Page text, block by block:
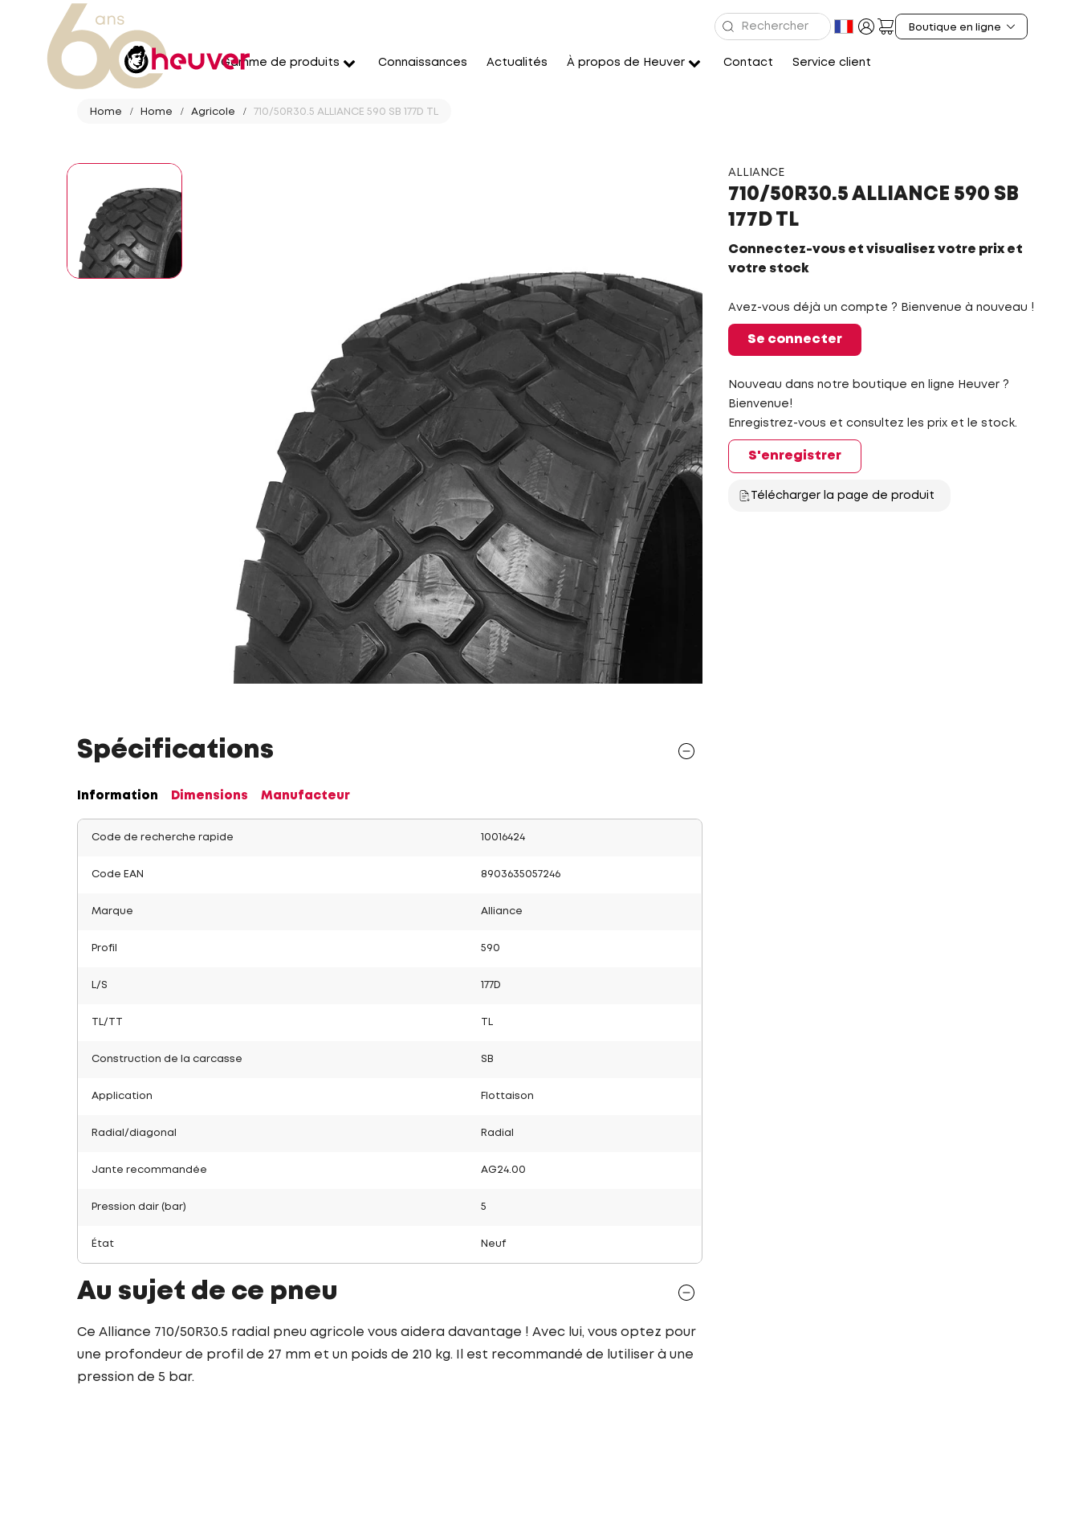
Gamme de produits Connaissances Actualités À propos de Heuver Contact Service client
Home Home Agricole 710/50R30.5 ALLIANCE 590 SB 177D TL
ALLIANCE
710/50R30.5 ALLIANCE 590 SB
177D TL
Connectez-vous et visualisez votre prix et
votre stock
Avez-vous déjà un compte ? Bienvenue à nouveau !
Se connecter
Nouveau dans notre boutique en ligne Heuver ?
Bienvenue!
Enregistrez-vous et consultez les prix et le stock.
S'enregistrer
Télécharger la page de produit
Spécifications
Information Dimensions Manufacteur
Code de recherche rapide 10016424
Code EAN 8903635057246
Marque Alliance
Profil 590
L/S 177D
TL/TT
Construction de la carcasse SB
Application Flottaison
Radial/diagonal Radial
Jante recommandée AG24.00
Pression dair (bar) 5
État Neuf
Au sujet de ce pneu
Ce Alliance 710/50R30.5 radial pneu agricole vous aidera davantage ! Avec lui, vous optez pour
une profondeur de profil de 27 mm et un poids de 210 kg. Il est recommandé de lutiliser à une
pression de 5 bar.